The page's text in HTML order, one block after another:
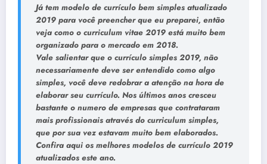
Já tem modelo de currículo bem simples atualizado
2019 para você preencher que eu preparei, então
veja como o curriculum vitae 2019 está muito bem
organizado para o mercado em 2018.
Vale salientar que o currículo simples 2019, não
necessariamente deve ser entendido como algo
simples, você deve redobrar a atenção na hora de
elaborar seu currículo. Nos últimos anos cresceu
bastante o numero de empresas que contrataram
mais profissionais através do curriculum simples,
que por sua vez estavam muito bem elaborados.
Confira aqui os melhores modelos de currículo 2019
atualizados este ano.